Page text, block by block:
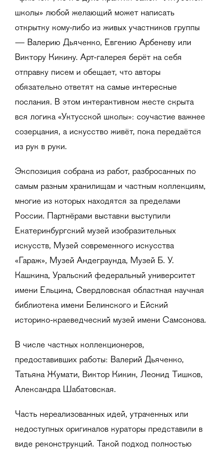
школы» любой желающий может написать
открытку кому-либо из живых участников группы
— Валерию Дьяченко, Евгению Арбеневу или
Виктору Кикину. Арт-галерея берёт на себя
отправку писем и обещает, что авторы
обязательно ответят на самые интересные
послания. В этом интерактивном жесте скрыта
вся логика «Уктусской школы»: соучастие важнее
созерцания, а искусство живёт, пока передаётся
из рук в руки.
Экспозиция собрана из работ, разбросанных по
самым разным хранилищам и частным коллекциям,
многие из которых находятся за пределами
России. Партнёрами выставки выступили
Екатеринбургский музей изобразительных
искусств, Музей современного искусства
«Гараж», Музей Андеграунда, Музей Б. У.
Кашкина, Уральский федеральный университет
имени Ельцина, Свердловская областная научная
библиотека имени Белинского и Ейский
историко-краеведческий музей имени Самсонова.
В числе частных коллекционеров,
предоставивших работы: Валерий Дьяченко,
Татьяна Жумати, Виктор Кикин, Леонид Тишков,
Александра Шабатовская.
Часть нереализованных идей, утраченных или
недоступных оригиналов кураторы представили в
виде реконструкций. Такой подход полностью